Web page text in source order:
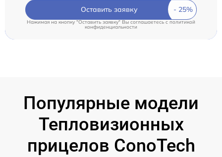
Оставить заявку
Нажимая на кнопку "Оставить заявку" Вы соглашаетесь cполитикой
конфиденциальности
Популярные модели
Тепловизионных
прицелов ConoTech